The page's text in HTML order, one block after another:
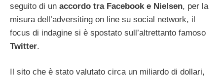
seguito di un accordo tra Facebook e Nielsen, per la
misura dell’adversiting on line su social network, il
focus di indagine si è spostato sull’altrettanto famoso
Twitter.
Il sito che è stato valutato circa un miliardo di dollari,